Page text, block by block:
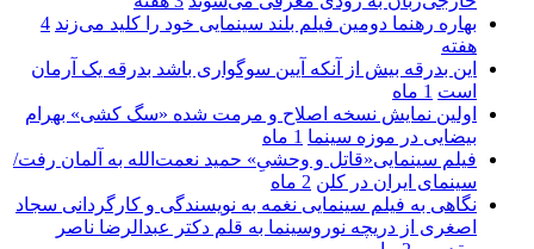
بهاره رهنما دومین فیلم بلند سینمایی خود را کلید می‌زند 4
هفته
این بدرقه بیش از آنکه آیین سوگواری باشد بدرقه یک آرمان
است 1 ماه
اولین نمایش نسخه اصلاح و مرمت شده «سگ کشی» بهرام
بیضایی در موزه سینما 1 ماه
فیلم سینمایی«قاتل و وحشیِ» حمید نعمت‌الله به آلمان رفت/
سینمای ایران در کلن 2 ماه
نگاهی به فیلم سینمایی نغمه به نویسندگی و کارگردانی سجاد
اصغری از دریچه نوروسینما به قلم دکتر عبدالرضا ناصر